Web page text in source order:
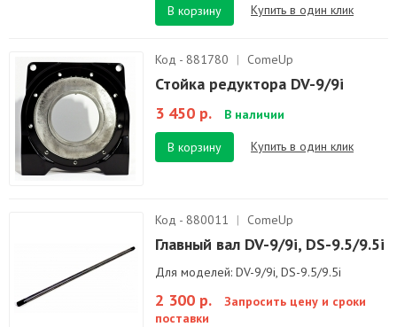
В корзину
Купить в один клик
Код - 881780 | ComeUp
Стойка редуктора DV-9/9i
3 450 р.
В наличии
В корзину Купить в один клик
Код - 880011 | ComeUp
Главный вал DV-9/9i, DS-9.5/9.5i
Для моделей: DV-9/9i, DS-9.5/9.5i
2 300 р.
Запросить цену и сроки
поставки